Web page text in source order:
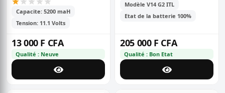
Capacite: 5200 maH
Tension: 11.1 Volts
13 000 F CFA
Qualité : Neuve
Modèle V14 G2 ITL
Etat de la batterie 100%
205 000 F CFA
Qualité : Bon Etat